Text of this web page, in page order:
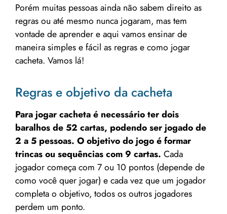
Porém muitas pessoas ainda não sabem direito as
regras ou até mesmo nunca jogaram, mas tem
vontade de aprender e aqui vamos ensinar de
maneira simples e fácil as regras e como jogar
cacheta. Vamos lá!
Regras e objetivo da cacheta
Para jogar cacheta é necessário ter dois
baralhos de 52 cartas, podendo ser jogado de
2 a 5 pessoas. O objetivo do jogo é formar
trincas ou sequências com 9 cartas. Cada
jogador começa com 7 ou 10 pontos (depende de
como você quer jogar) e cada vez que um jogador
completa o objetivo, todos os outros jogadores
perdem um ponto.